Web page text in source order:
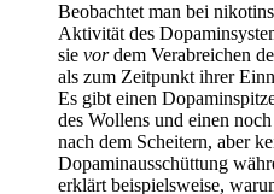
Beobachtet man bei
Aktivität des
sie vordem Verabreichen
als zum Zeitpunkt ihrer
Es gibt einen
des Wollens und einen
nach dem Scheitern, aber
Dopaminausschüttung
erklärt beispielsweise,